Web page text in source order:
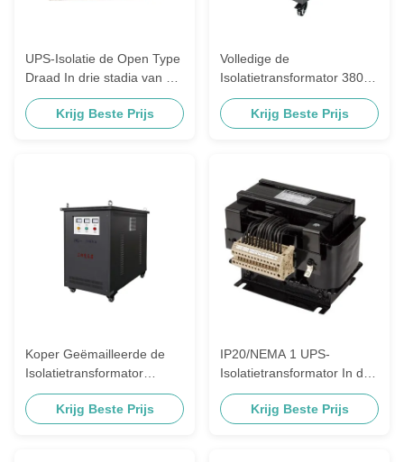
UPS-Isolatie de Open Type
Draad In drie stadia van het
Transformator50/60hz
100% Koper
Krijg Beste Prijs
Volledige de
Isolatietransformator 380V
van Ladingsups aan 380V-
KoperKrijg Beste Prijs
Koper Geëmailleerde de
Isolatietransformator
690V/660V/600V/480V van
de Draadmacht
Krijg Beste Prijs
IP20/NEMA 1 UPS-
Isolatietransformator In drie
stadia 50/60Hz/Customize
Krijg Beste Prijs